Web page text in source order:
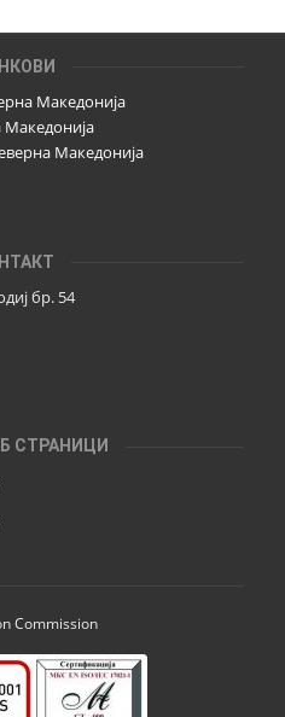
Македонија
Македонија
Македонија
бр. 54
СТРАНИЦИ
Commission